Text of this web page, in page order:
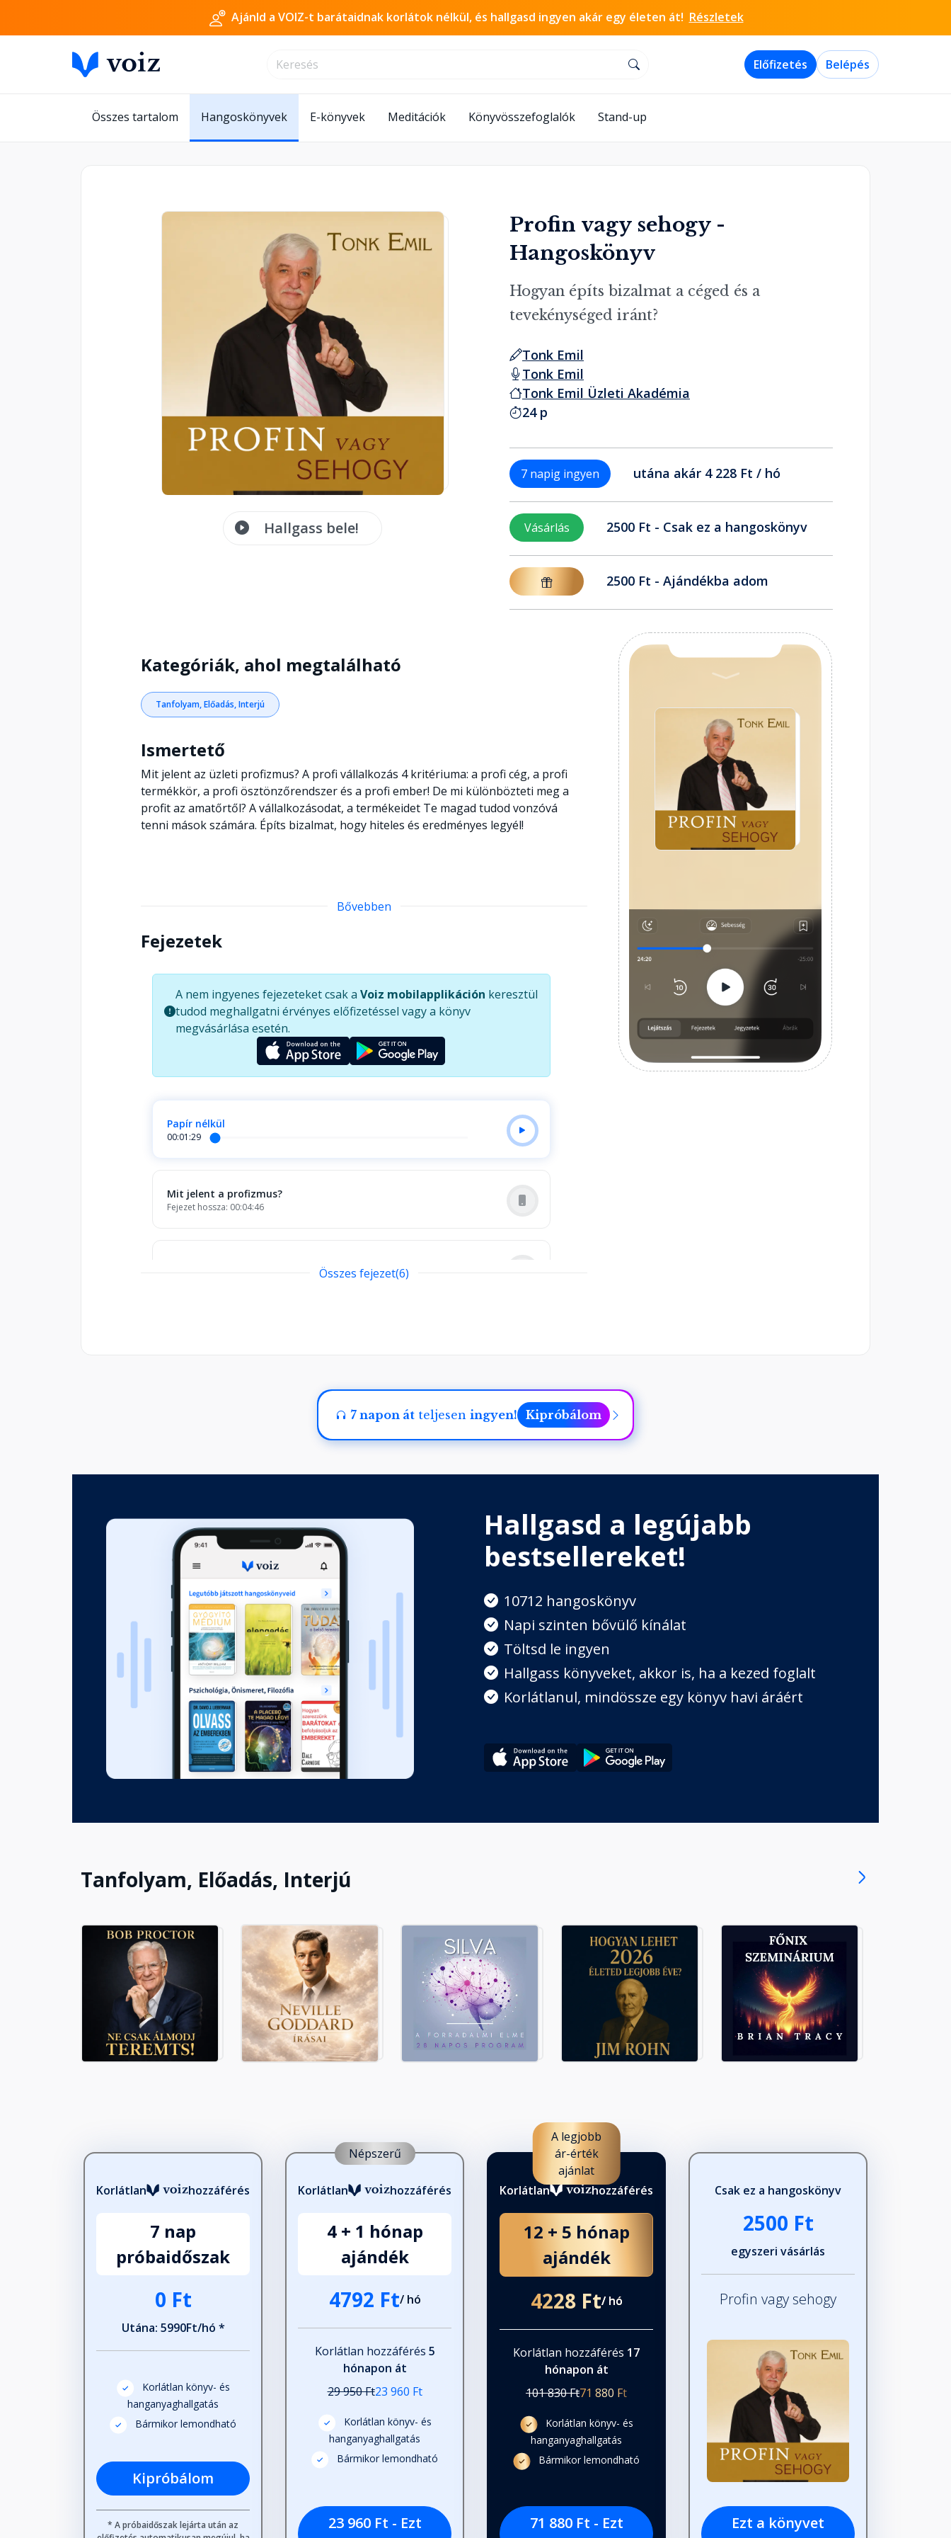
Ajánld a VOIZ-t barátaidnak korlátok nélkül, és hallgasd ingyen akár egy életen át! Részletek
Előfizetés Belépés
Összes tartalom Hangoskönyvek E-könyvek Meditációk Könyvösszefoglalók Stand-up
Hallgass bele!
Profin vagy sehogy -
Hangoskönyv
Hogyan építs bizalmat a céged és a
tevekénységed iránt?
Tonk Emil
Tonk Emil
Tonk Emil Üzleti Akadémia
24 p
7 napig ingyen utána akár 4 228 Ft / hó
Vásárlás 2500 Ft - Csak ez a hangoskönyv
2500 Ft - Ajándékba adom
Kategóriák, ahol megtalálható
Tanfolyam, Előadás, Interjú
Ismertető
Mit jelent az üzleti profizmus? A profi vállalkozás 4 kritériuma: a profi cég, a profi
termékkör, a profi ösztönzőrendszer és a profi ember! De mi különbözteti meg a
profit az amatőrtől? A vállalkozásodat, a termékeidet Te magad tudod vonzóvá
tenni mások számára. Építs bizalmat, hogy hiteles és eredményes legyél!
Bővebben
Fejezetek
A nem ingyenes fejezeteket csak a Voiz mobilapplikáción keresztül
tudod meghallgatni érvényes előfizetéssel vagy a könyv
megvásárlása esetén.
Papír nélkül
00:01:29
Mit jelent a profizmus?
Fejezet hossza: 00:04:46
Az elkötelezettség és a lojalitás, a bizalom üzenete
A pontosság mint bizalomépítő eszköz
Összes fejezet(6)
7 napon át teljesen ingyen! Kipróbálom
Hallgasd a legújabb
bestsellereket!
10712 hangoskönyv
Napi szinten bővülő kínálat
Töltsd le ingyen
Hallgass könyveket, akkor is, ha a kezed foglalt
Korlátlanul, mindössze egy könyv havi áráért
Tanfolyam, Előadás, Interjú
Korlátlan hozzáférés
7 nap
próbaidőszak
0 Ft
Utána: 5990Ft/hó *
Korlátlan könyv- és
hanganyaghallgatás
Bármikor lemondható
Kipróbálom
* A próbaidőszak lejárta után az
Népszerű
Korlátlan hozzáférés
4 + 1 hónap
ajándék
4792 Ft/ hó
Korlátlan hozzáférés 5
hónapon át
29 950 Ft23 960 Ft
Korlátlan könyv- és
hanganyaghallgatás
Bármikor lemondható
23 960 Ft - Ezt
A legjobb
ár-érték
ajánlat
Korlátlan
hozzáférés
12 + 5 hónap
ajándék
4228 Ft/ hó
Korlátlan hozzáférés 17
hónapon át
101 830 Ft71 880 Ft
Korlátlan könyv- és
hanganyaghallgatás
Bármikor lemondható
71 880 Ft - Ezt
Csak ez a hangoskönyv
2500 Ft
egyszeri vásárlás
Profin vagy sehogy
Ezt a könyvet